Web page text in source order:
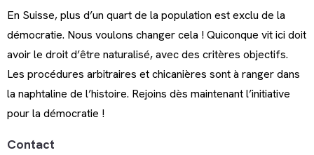
En Suisse, plus d’un quart de la population est exclu de la
démocratie. Nous voulons changer cela ! Quiconque vit ici doit
avoir le droit d’être naturalisé, avec des critères objectifs.
Les procédures arbitraires et chicanières sont à ranger dans
la naphtaline de l’histoire. Rejoins dès maintenant l’initiative
pour la démocratie !
Contact